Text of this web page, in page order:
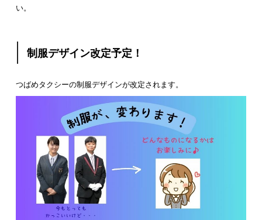
い。
制服デザイン改定予定！
つばめタクシーの制服デザインが改定されます。